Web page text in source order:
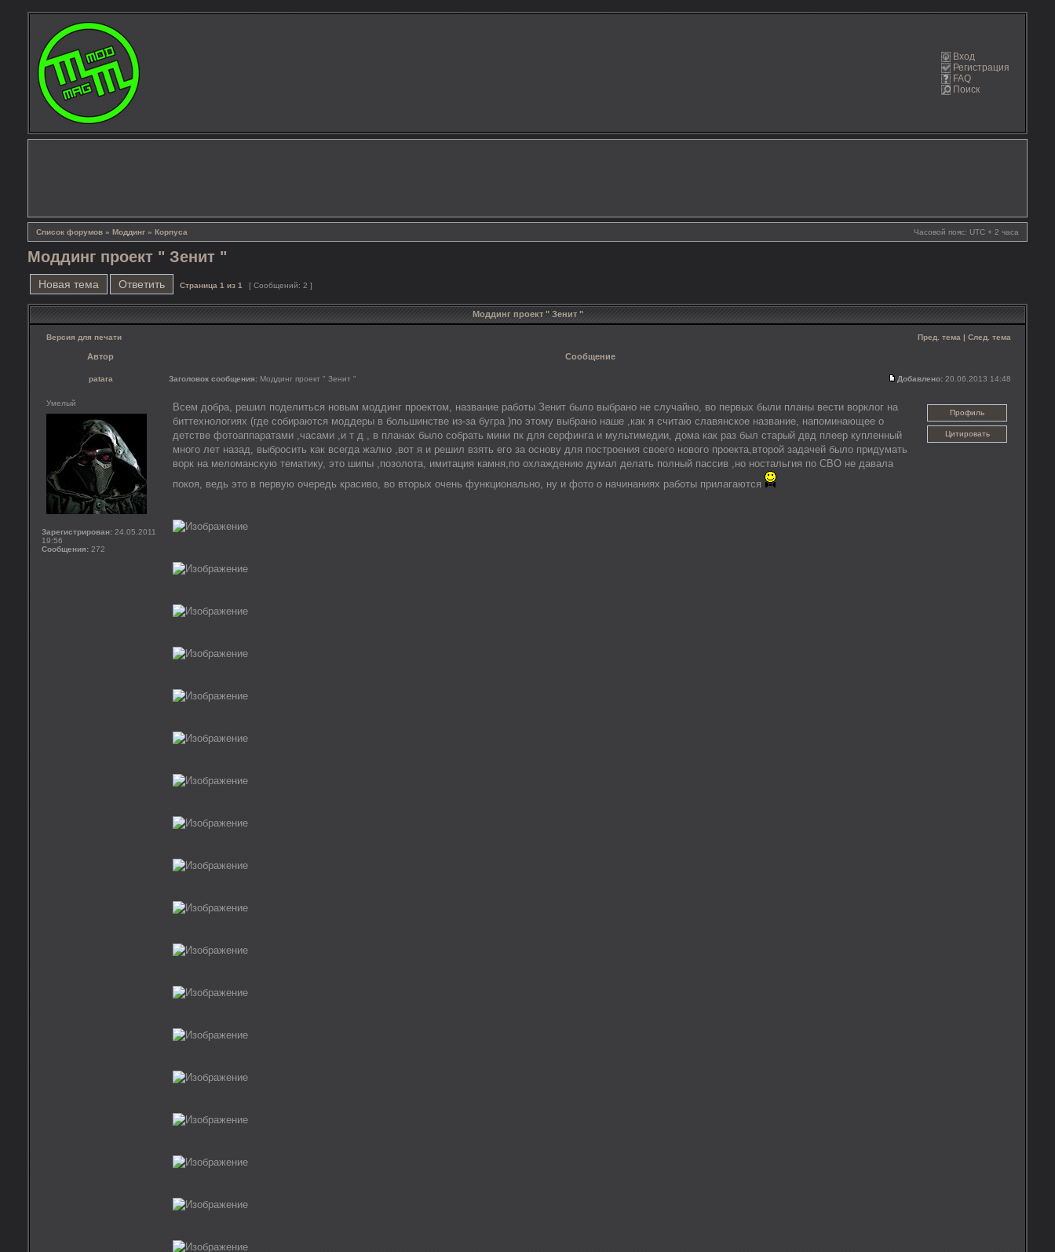
Вход
Регистрация
FAQ
Поиск
Список форумов » Моддинг » Корпуса Часовой пояс: UTC + 2 часа
Моддинг проект " Зенит "
Новая тема Ответить Страница 1 из 1 [ Сообщений: 2 ]
Моддинг проект " Зенит "
Версия для печати Пред. тема | След. тема
Автор Сообщение
patara Заголовок сообщения: Моддинг проект " Зенит " Добавлено: 20.06.2013 14:48
Умелый
Зарегистрирован: 24.05.2011
19:56
Сообщения: 272
Всем добра, решил поделиться новым моддинг проектом, название работы Зенит было выбрано не случайно, во первых были планы вести ворклог на
биттехнологиях (где собираются моддеры в большинстве из-за бугра )по этому выбрано наше ,как я считаю славянское название, напоминающее о
детстве фотоаппаратами ,часами ,и т д , в планах было собрать мини пк для серфинга и мультимедии, дома как раз был старый двд плеер купленный
много лет назад, выбросить как всегда жалко ,вот я и решил взять его за основу для построения своего нового проекта,второй задачей было придумать
ворк на меломанскую тематику, это шипы ,позолота, имитация камня,по охлаждению думал делать полный пассив ,но ностальгия по СВО не давала
покоя, ведь это в первую очередь красиво, во вторых очень функционально, ну и фото о начинаниях работы прилагаются
Профиль
Цитировать